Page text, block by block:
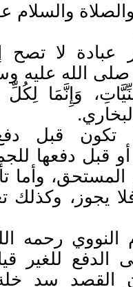
والسلام
عبادة لا تصح
صلى الله عليه
وَإِنَّمَا
تكون قبل
قبل دفعها
وأما
يجوز، وكذلك
النووي رحمه
الدفع للغير
القصد سد خلة